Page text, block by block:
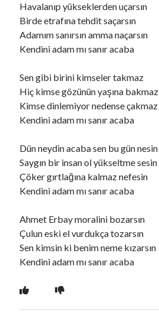
BAĞIŞLA ADINIiçinfoodie22
BAĞIŞLA ADINIiçinZoe72
BAĞIŞLA ADINIiçindailyLinda1997
Ara
Havalanıp yükseklerden uçarsın
Birde etrafına tehdit saçarsın
Adamım sanırsın amma naçarsın
Kendini adam mı sanır acaba
Sen gibi birini kimseler takmaz
Hiç kimse gözünün yaşına bakmaz
Kimse dinlemiyor nedense çakmaz
Kendini adam mı sanır acaba
Dün neydin acaba sen bu gün nesin
Saygın bir insan ol yükseltme sesin
Çöker gırtlağına kalmaz nefesin
Kendini adam mı sanır acaba
Ahmet Erbay moralini bozarsın
Çulun eski el vurdukça tozarsın
Sen kimsin ki benim neme kızarsın
Kendini adam mı sanır acaba